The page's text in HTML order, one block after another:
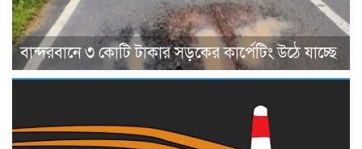
বান্দরবানে ৩ কোটি টাকার সড়কের কার্পেটিং উঠে যাচ্ছে